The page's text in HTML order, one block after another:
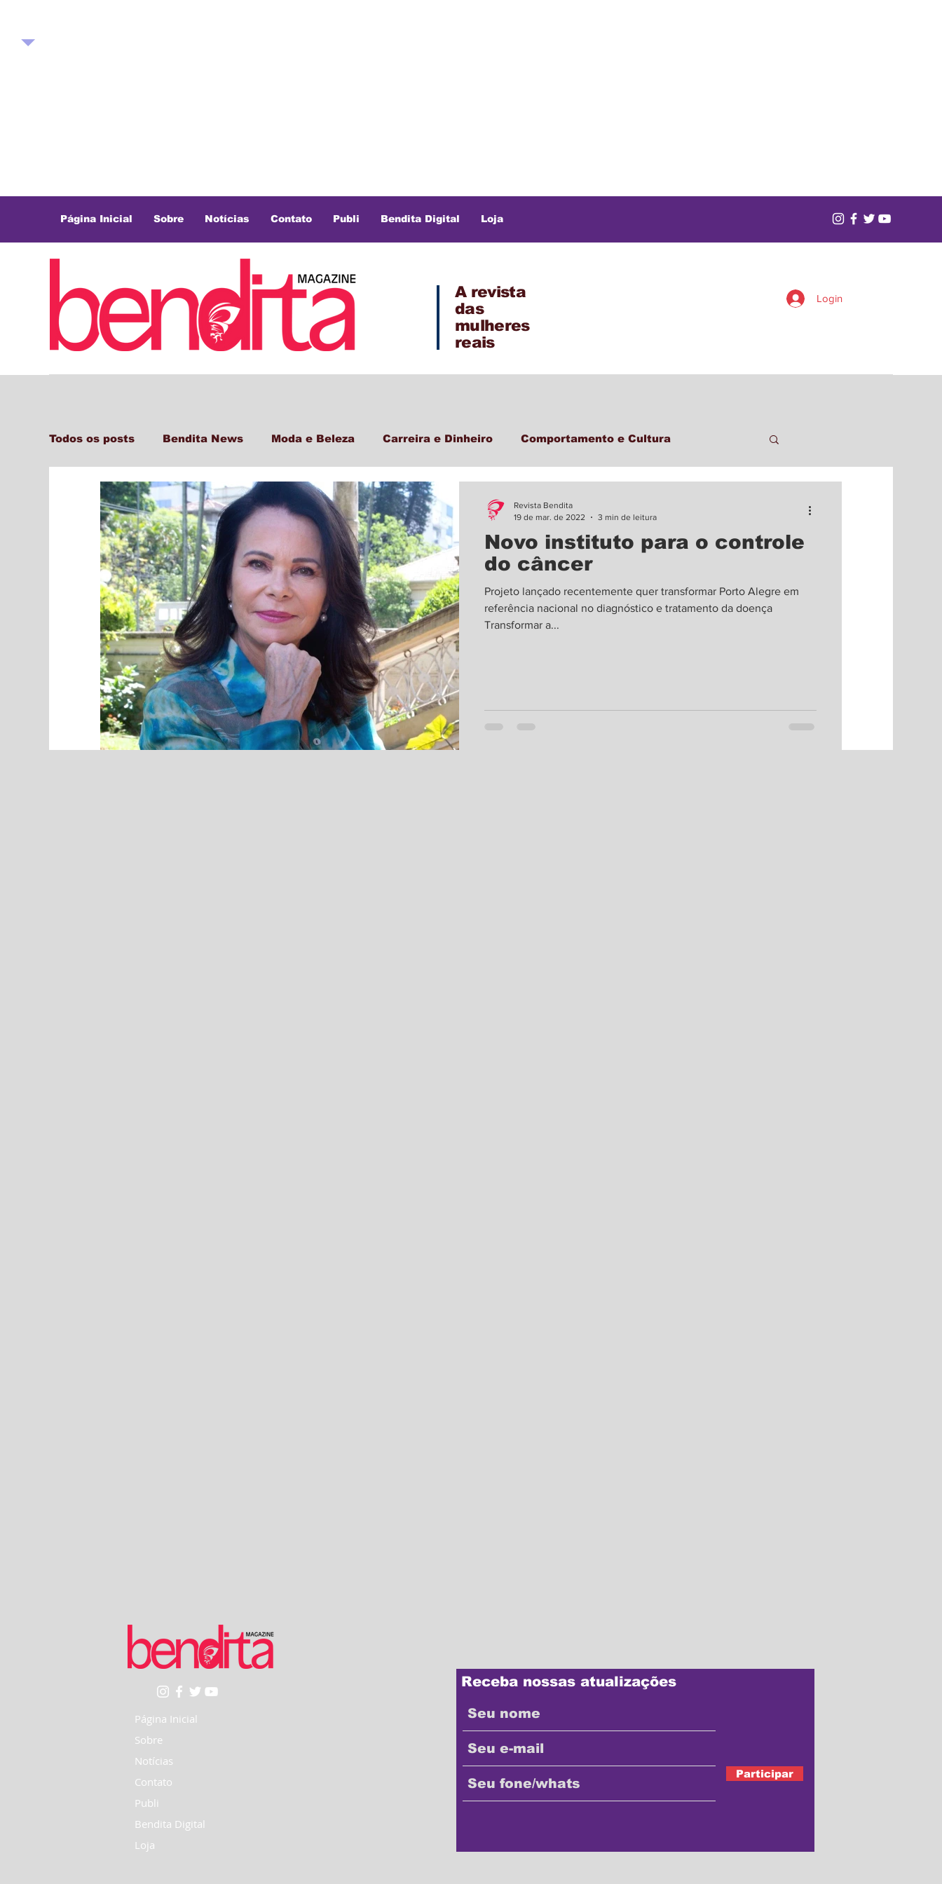
Página Inicial Sobre Notícias Contato Publi Bendita Digital Loja
A revista
das
mulheres
reais
Login
Todos os posts Bendita News Moda e Beleza Carreira e Dinheiro Comportamento e Cultura
Decor + Gastro + Turismo
Novo instituto para o controle
do câncer
Projeto lançado recentemente quer transformar Porto Alegre em
referência nacional no diagnóstico e tratamento da doença
Transformar a...
Revista Bendita
19 de mar. de 2022
3 min de leitura
Página Inicial
Sobre
Notícias
Contato
Publi
Bendita Digital
Loja
Receba nossas atualizações
Participar